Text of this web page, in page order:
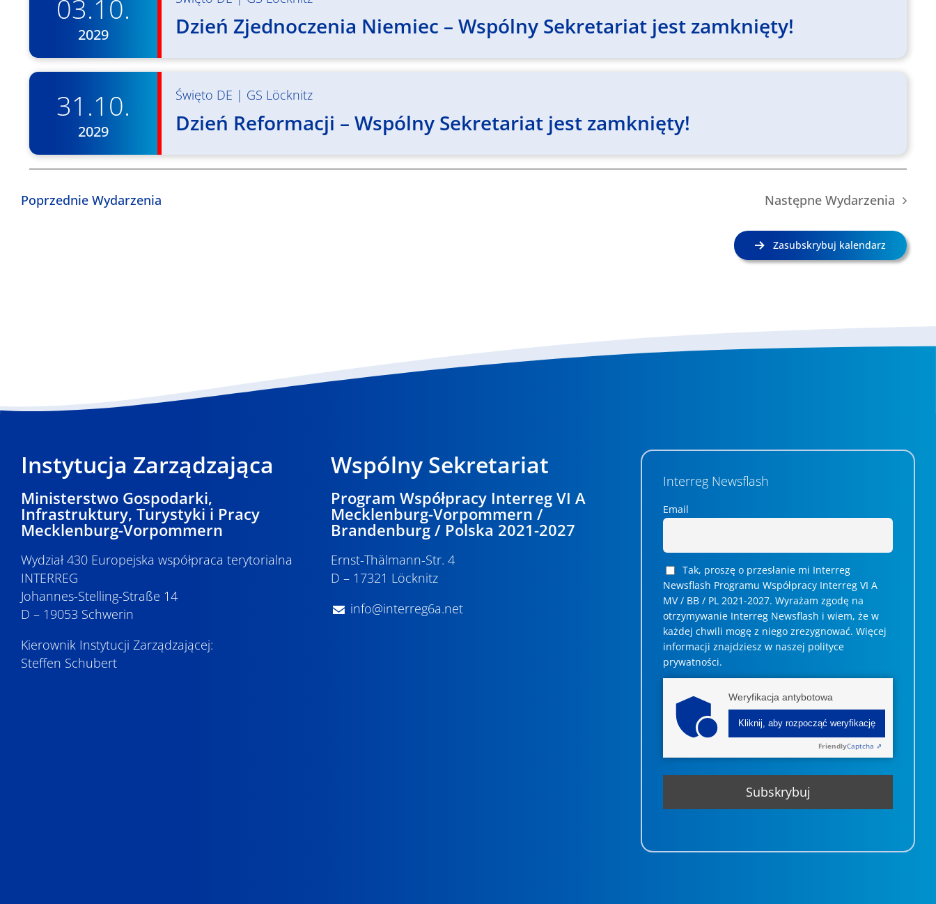
03.10.
2029 Dzień Zjednoczenia Niemiec – Wspólny Sekretariat jest zamknięty!
31.10.
2029
Święto DE | GS Löcknitz
Dzień Reformacji – Wspólny Sekretariat jest zamknięty!
PoprzednieWydarzenia NastępneWydarzenia
Zasubskrybuj kalendarz
Instytucja Zarządzająca
Ministerstwo Gospodarki,
Infrastruktury, Turystyki i Pracy
Mecklenburg-Vorpommern
Wydział 430 Europejska współpraca terytorialna
INTERREG
Johannes-Stelling-Straße 14
D – 19053 Schwerin
Kierownik Instytucji Zarządzającej:
Steffen Schubert
Wspólny Sekretariat
Program Współpracy Interreg VI A
Mecklenburg-Vorpommern /
Brandenburg / Polska 2021-2027
Ernst-Thälmann-Str. 4
D – 17321 Löcknitz
info@interreg6a.net
Interreg Newsflash
Email
Tak, proszę o przesłanie mi Interreg
Newsflash Programu Współpracy Interreg VI A
MV / BB / PL 2021-2027. Wyrażam zgodę na
otrzymywanie Interreg Newsflash i wiem, że w
każdej chwili mogę z niego zrezygnować. ­­Więcej
informacji znajdziesz w naszej polityce
prywatności.
Weryfikacja antybotowa
Kliknij, aby rozpocząć weryfikację
FriendlyCaptcha ⇗